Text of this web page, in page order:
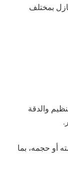
بمختلف
والدقة
أو حجمه، بما